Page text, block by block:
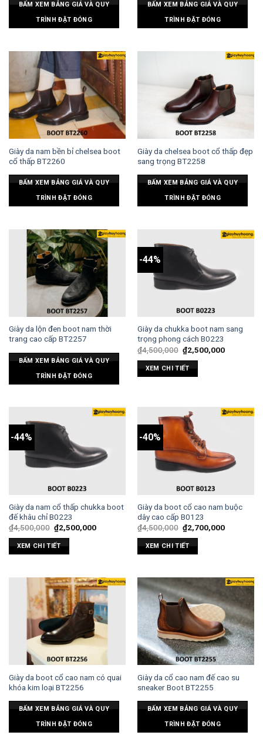
BẤM XEM BẢNG GIÁ VÀ QUY
TRÌNH ĐẶT ĐÓNG
BẤM XEM BẢNG GIÁ VÀ QUY
TRÌNH ĐẶT ĐÓNG
Giày da nam bền bỉ chelsea boot
cổ thấp BT2260
BẤM XEM BẢNG GIÁ VÀ QUY
TRÌNH ĐẶT ĐÓNG
Giày da chelsea boot cổ thấp đẹp
sang trọng BT2258
BẤM XEM BẢNG GIÁ VÀ QUY
TRÌNH ĐẶT ĐÓNG
Giày da lộn đen boot nam thời
trang cao cấp BT2257
BẤM XEM BẢNG GIÁ VÀ QUY
TRÌNH ĐẶT ĐÓNG
-44%
Giày da chukka boot nam sang
trọng phong cách B0223
₫4,500,000 ₫2,500,000
XEM CHI TIẾT
-44%
Giày da nam cổ thấp chukka boot
đế khâu chỉ B0223
₫4,500,000 ₫2,500,000
XEM CHI TIẾT
-40%
Giày da boot cổ cao nam buộc
dây cao cấp B0123
₫4,500,000 ₫2,700,000
XEM CHI TIẾT
Giày da boot cổ cao nam có quai
khóa kim loại BT2256
BẤM XEM BẢNG GIÁ VÀ QUY
TRÌNH ĐẶT ĐÓNG
Giày da cổ cao nam đế cao su
sneaker Boot BT2255
BẤM XEM BẢNG GIÁ VÀ QUY
TRÌNH ĐẶT ĐÓNG